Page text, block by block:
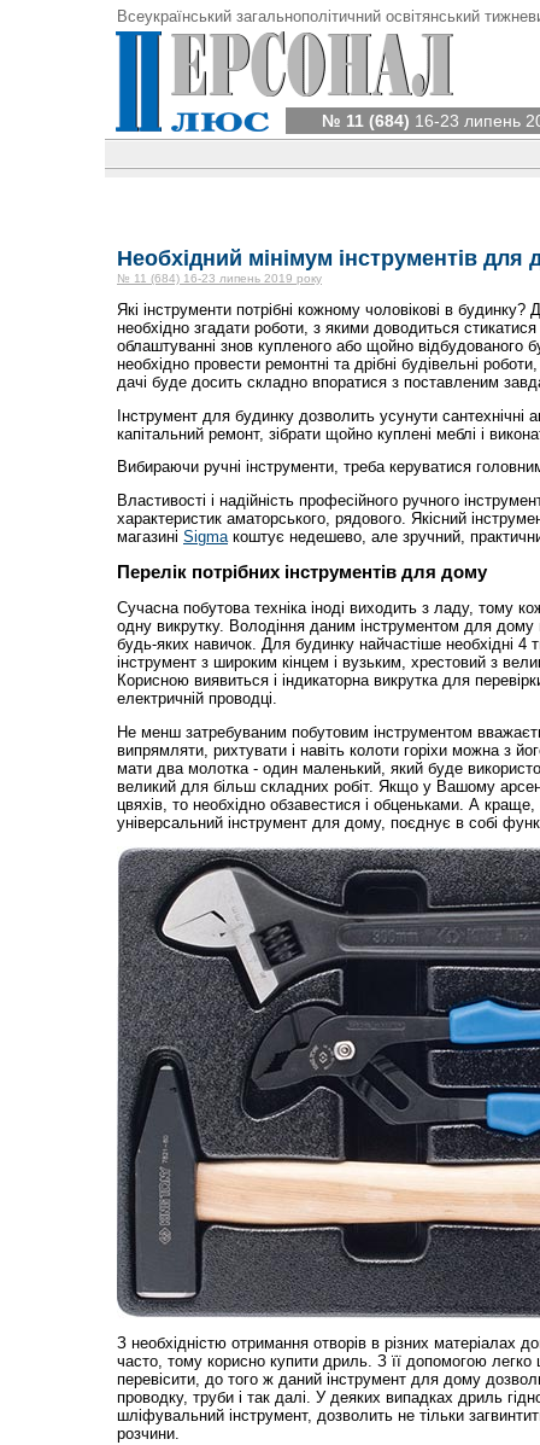
Всеукраїнський загальнополітичний освітянський
№ 11 (684) 16-23 липень
Необхідний мінімум інструментів для
№ 11 (684) 16-23 липень 2019 року
Які інструменти потрібні кожному чоловікові в будинку?
необхідно згадати роботи, з якими доводиться
облаштуванні знов купленого або щойно відбудованого
необхідно провести ремонтні та дрібні будівельні
дачі буде досить складно впоратися з поставленим
Інструмент для будинку дозволить усунути сантехнічні
капітальний ремонт, зібрати щойно куплені меблі і
Вибираючи ручні інструменти, треба керуватися
Властивості і надійність професійного ручного
характеристик аматорського, рядового. Якісний
магазині Sigmaкоштує недешево, але зручний,
Перелік потрібних інструментів для дому
Сучасна побутова техніка іноді виходить з ладу, тому
одну викрутку. Володіння даним інструментом для дому
будь-яких навичок. Для будинку найчастіше необхідні 4
інструмент з широким кінцем і вузьким, хрестовий з
Корисною виявиться і індикаторна викрутка для
електричній проводці.
Не менш затребуваним побутовим інструментом
випрямляти, рихтувати і навіть колоти горіхи можна з
мати два молотка - один маленький, який буде
великий для більш складних робіт. Якщо у Вашому
цвяхів, то необхідно обзавестися і обценьками. А
універсальний інструмент для дому, поєднує в собі
З необхідністю отримання отворів в різних матеріалах
часто, тому корисно купити дриль. З її допомогою легко
перевісити, до того ж даний інструмент для дому
проводку, труби і так далі. У деяких випадках дриль
шліфувальний інструмент, дозволить не тільки
розчини.